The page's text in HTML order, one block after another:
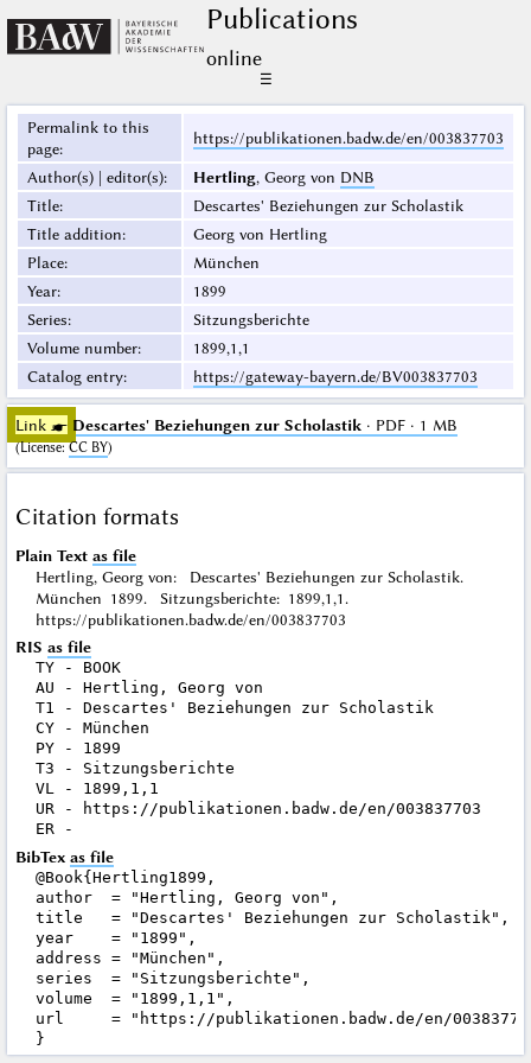
Publications
online
☰
Permalink to this
page:
https://publikationen.badw.de/en/003837703
Author(s) | editor(s): Hertling, Georg von DNB
Title:
Descartes' Beziehungen zur Scholastik
Title addition:
Georg von Hertling
Place:
München
Year:
1899
Series:
Sitzungsberichte
Volume number:
1899,1,1
Catalog entry: https://gateway-bayern.de/BV003837703
Link ☛ Descartes' Beziehungen zur Scholastik· PDF · 1 MB
(License:CC BY)
Citation formats
Plain Text as file
Hertling, Georg von: Descartes' Beziehungen zur Scholastik.
München 1899. Sitzungsberichte: 1899,1,1.
https://publikationen.badw.de/en/003837703
RIS as file
TY - BOOK
AU - Hertling, Georg von
T1 - Descartes' Beziehungen zur Scholastik
CY - München
PY - 1899
T3 - Sitzungsberichte
VL - 1899,1,1
UR - https://publikationen.badw.de/en/003837703
BibTex as file
@Book{Hertling1899,
author  = "Hertling, Georg von",
title   = "Descartes' Beziehungen zur Scholastik",
year    = "1899",
address = "München",
series  = "Sitzungsberichte",
volume  = "1899,1,1",
url     = "https://publikationen.badw.de/en/